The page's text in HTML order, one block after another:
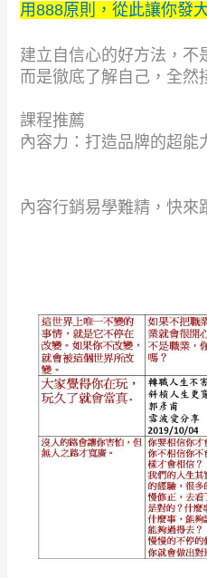
用888原則，從此讓你發
建立自信心的好方法，不
而是徹底了解自己，全然
課程推薦
內容力：打造品牌的超能
內容行銷易學難精，快來